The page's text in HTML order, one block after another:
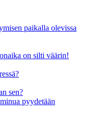
paikalla olevissa
on silti väärin!
sen?
pyydetään